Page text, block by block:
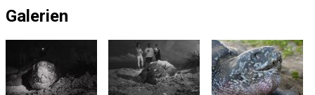
Galerien